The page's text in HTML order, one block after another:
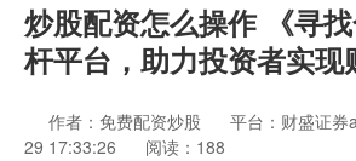
炒股配资怎么操作 《寻
杆平台，助力投资者实现
作者：免费配资炒股 平台：财盛证券
29 17:33:26
阅读：188